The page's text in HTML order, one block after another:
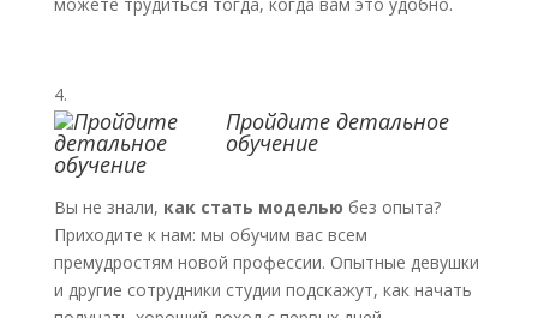
можете трудиться тогда, когда вам это удобно.
Пройдите детальное
обучение
Вы не знали, как стать моделью без опыта?
Приходите к нам: мы обучим вас всем
премудростям новой профессии. Опытные девушки
и другие сотрудники студии подскажут, как начать